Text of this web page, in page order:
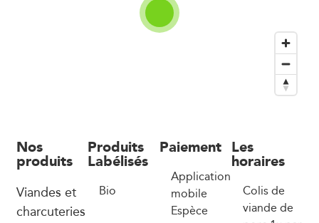
Nos
produits
Viandes et
charcuteries
Produits
Labélisés
Bio
Paiement
Application
mobile
Espèce
Les
horaires
Colis de
viande de